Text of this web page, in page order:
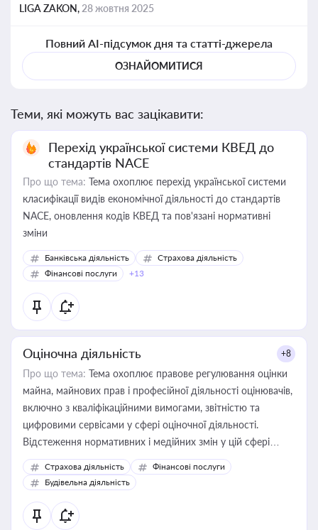
LIGA ZAKON, 28 жовтня 2025
Повний AI-підсумок дня та статті-джерела
ОЗНАЙОМИТИСЯ
Теми, які можуть вас зацікавити:
Перехід української системи КВЕД до
стандартів NACE
Про що тема: Тема охоплює перехід української системи
класифікації видів економічної діяльності до стандартів
NACE, оновлення кодів КВЕД та пов'язані нормативні
зміни
Банківська діяльність
Страхова діяльність
Фінансові послуги
+13
Оціночна діяльність +8
Про що тема: Тема охоплює правове регулювання оцінки
майна, майнових прав і професійної діяльності оцінювачів,
включно з кваліфікаційними вимогами, звітністю та
цифровими сервісами у сфері оціночної діяльності.
Відстеження нормативних і медійних змін у цій сфері
корисне для власника бізнесу, керівника, юриста або
бухгалтера під час оподаткування, приватизації, оренди
державного майна, корпоративних угод і перевірки
статусу суб'єктів оціночної діяльності
Страхова діяльність
Фінансові послуги
Будівельна діяльність